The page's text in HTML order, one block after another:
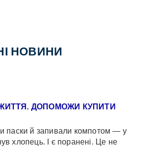
НОВИНИ
ЖИТТЯ. ДОПОМОЖИ КУПИТИ
паски й запивали компотом — у
хлопець. І є поранені. Це не